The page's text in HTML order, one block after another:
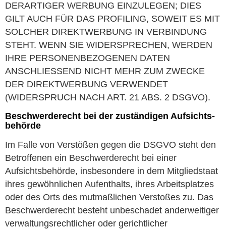
DERARTIGER WERBUNG EINZULEGEN; DIES
GILT AUCH FÜR DAS PROFILING, SOWEIT ES MIT
SOLCHER DIREKTWERBUNG IN VERBINDUNG
STEHT. WENN SIE WIDERSPRECHEN, WERDEN
IHRE PERSONENBEZOGENEN DATEN
ANSCHLIESSEND NICHT MEHR ZUM ZWECKE
DER DIREKTWERBUNG VERWENDET
(WIDERSPRUCH NACH ART. 21 ABS. 2 DSGVO).
Beschwerde­recht bei der zuständigen Aufsichts­
behörde
Im Falle von Verstößen gegen die DSGVO steht den
Betroffenen ein Beschwerderecht bei einer
Aufsichtsbehörde, insbesondere in dem Mitgliedstaat
ihres gewöhnlichen Aufenthalts, ihres Arbeitsplatzes
oder des Orts des mutmaßlichen Verstoßes zu. Das
Beschwerderecht besteht unbeschadet anderweitiger
verwaltungsrechtlicher oder gerichtlicher